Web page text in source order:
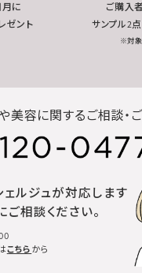
に
ゼント
ご購入
サンプル2
※対象
美容に関するご相談・
ェルジュが対応します
ご相談ください。
こちら から